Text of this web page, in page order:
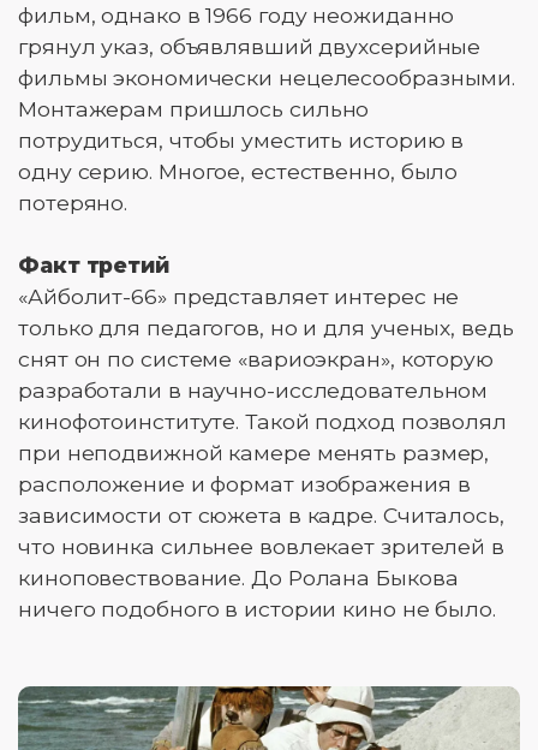
фильм, однако в 1966 году неожиданно
грянул указ, объявлявший двухсерийные
фильмы экономически нецелесообразными.
Монтажерам пришлось сильно
потрудиться, чтобы уместить историю в
одну серию. Многое, естественно, было
потеряно.
Факт третий
«Айболит-66» представляет интерес не
только для педагогов, но и для ученых, ведь
снят он по системе «вариоэкран», которую
разработали в научно-исследовательном
кинофотоинституте. Такой подход позволял
при неподвижной камере менять размер,
расположение и формат изображения в
зависимости от сюжета в кадре. Считалось,
что новинка сильнее вовлекает зрителей в
киноповествование. До Ролана Быкова
ничего подобного в истории кино не было.